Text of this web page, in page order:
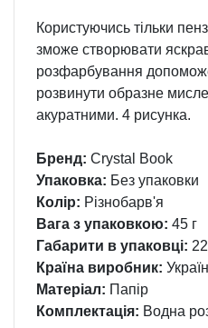
Користуючись тільки
зможе створювати
розфарбування
розвинути образне
акуратними. 4 рисунка.
Бренд: Crystal Book
Упаковка: Без упаковки
Колір: Різнобарв'я
Вага з упаковкою: 45 г
Габарити в упаковці:
Країна виробник:
Матеріал: Папір
Комплектація: Водна